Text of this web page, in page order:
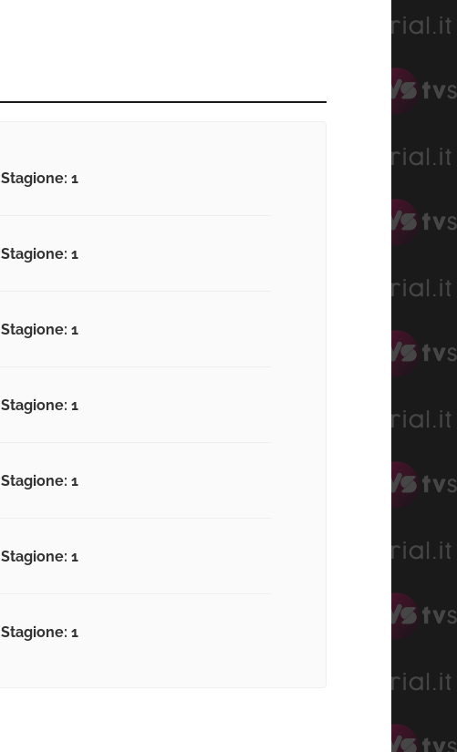
Stagione: 1
Stagione: 1
Stagione: 1
Stagione: 1
Stagione: 1
Stagione: 1
Stagione: 1